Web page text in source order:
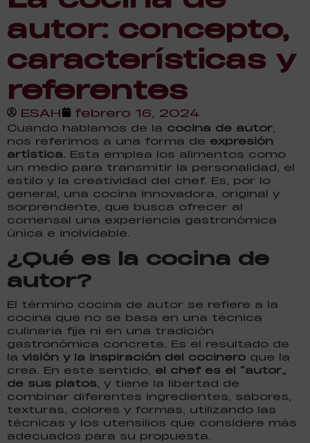
autor: concepto,
características y
referentes
ESAH febrero 16, 2024
Cuando hablamos de la cocina de autor,
nos referimos a una forma de expresión
artística. Esta emplea los alimentos como
un medio para transmitir la personalidad, el
estilo y la creatividad del chef. Es, por lo
general, una cocina innovadora, original y
sorprendente, que busca ofrecer al
comensal una experiencia gastronómica
única e inolvidable.
¿Qué es la cocina de
autor?
El término cocina de autor se refiere a la
cocina que no se basa en una técnica
culinaria fija ni en una tradición
gastronómica concreta. Es el resultado de
la visión y la inspiración del cocinero que la
crea. En este sentido, el chef es el “autor”
de sus platos, y tiene la libertad de
combinar diferentes ingredientes, sabores,
texturas, colores y formas, utilizando las
técnicas y los utensilios que considere más
adecuados para su propuesta.